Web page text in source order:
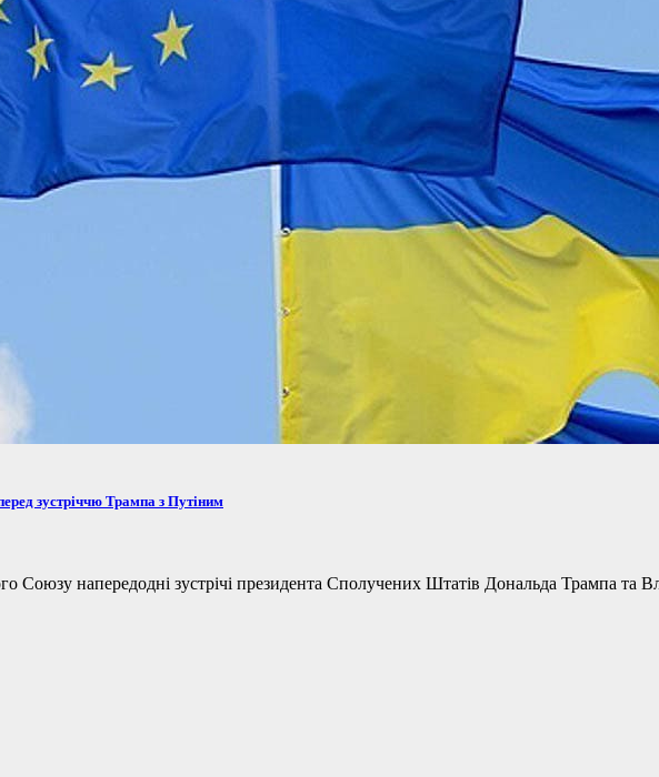
зустріччю Трампа з Путіним
Союзу напередодні зустрічі президента Сполучених Штатів Дональда Трампа та